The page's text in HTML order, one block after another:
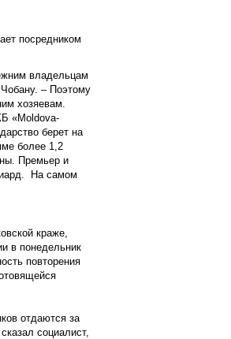
посредником
владельцам
– Поэтому
хозяевам.
«Moldova-
берет на
более 1,2
Премьер и
На самом
краже,
в понедельник
повторения
отдаются за
социалист,